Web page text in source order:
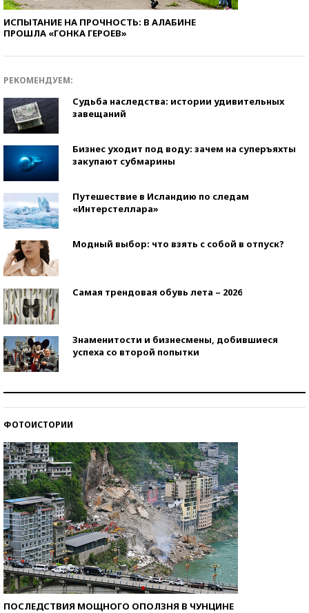
ИСПЫТАНИЕ НА ПРОЧНОСТЬ: В АЛАБИНЕ
ПРОШЛА «ГОНКА ГЕРОЕВ»
РЕКОМЕНДУЕМ:
Судьба наследства: истории удивительных
завещаний
Бизнес уходит под воду: зачем на суперъяхты
закупают субмарины
Путешествие в Исландию по следам
«Интерстеллара»
Модный выбор: что взять с собой в отпуск?
Самая трендовая обувь лета – 2026
Знаменитости и бизнесмены, добившиеся
успеха со второй попытки
ФОТОИСТОРИИ
ПОСЛЕДСТВИЯ МОЩНОГО ОПОЛЗНЯ В ЧУНЦИНЕ